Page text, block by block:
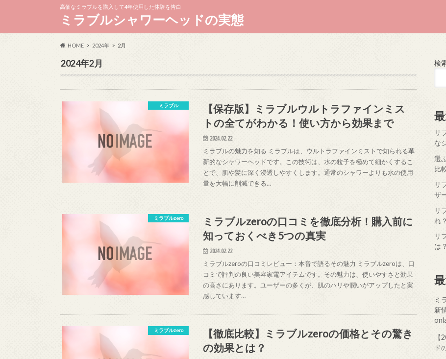
高価なミラブルを購入して4年使用した体験を告白
ミラブルシャワーヘッドの実態
HOME 2024年 2月
2024年2月
ミラブル
【保存版】ミラブルウルトラファインミス
トの全てがわかる！使い方から効果まで
2024.02.22
ミラブルの魅力を知る ミラブルは、ウルトラファインミストで知られる革
新的なシャワーヘッドです。この技術は、水の粒子を極めて細かくするこ
とで、肌や髪に深く浸透しやすくします。通常のシャワーよりも水の使用
量を大幅に削減できる…
ミラブルzero
ミラブルzeroの口コミを徹底分析！購入前に
知っておくべき5つの真実
2024.02.22
ミラブルzeroの口コミレビュー：本音で語るその魅力 ミラブルzeroは、口
コミで評判の良い美容家電アイテムです。その魅力は、使いやすさと効果
の高さにあります。ユーザーの多くが、肌のハリや潤いがアップしたと実
感しています…
ミラブルzero
【徹底比較】ミラブルzeroの価格とその驚き
の効果とは？
検
リ
な
選
比
リ
ザ
リ
れ
リ
は？
ミ
新
ド